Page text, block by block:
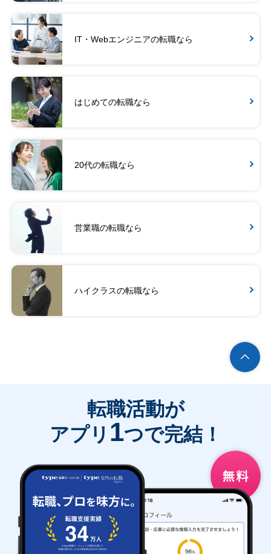
IT・Webエンジニアの転職なら
はじめての転職なら
20代の転職なら
営業職の転職なら
ハイクラスの転職なら
転職活動が
アプリ 1つで完結！